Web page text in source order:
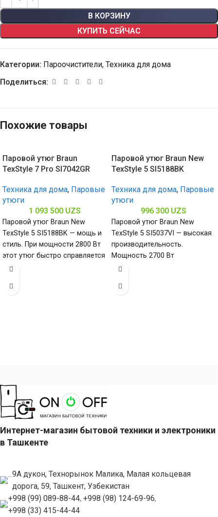
В КОРЗИНУ
КУПИТЬ СЕЙЧАС
Категории: Пароочистители, Техника для дома
Поделиться:
Похожие товары
Паровой утюг Braun
TexStyle 7 Pro SI7042GR
Техника для дома, Паровые
утюги
1 093 500 UZS
Паровой утюг Braun New
TexStyle 5 SI5188BK — мощь и
стиль. При мощности 2800 Вт
этот утюг быстро справляется
даже
Паровой утюг Braun New
TexStyle 5 SI5188BK
Техника для дома, Паровые
утюги
996 300 UZS
Паровой утюг Braun New
TexStyle 5 SI5037VI — высокая
производительность.
Мощность 2700 Вт
обеспечивает яркий пар и
Интернет-магазин бытовой техники и электроники
в Ташкенте
9А дукон, Технорынок Малика, Малая кольцевая
дорога, 59, Ташкент, Узбекистан
+998 (99) 089-88-44, +998 (98) 124-69-96,
+998 (33) 415-44-44